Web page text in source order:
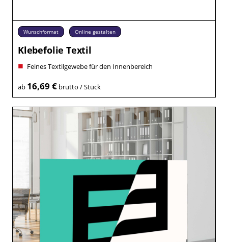
Wunschformat Online gestalten
Klebefolie Textil
Feines Textilgewebe für den Innenbereich
ab 16,69 €brutto / Stück